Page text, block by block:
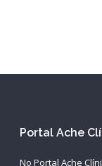
Portal Ache
No Portal Ache